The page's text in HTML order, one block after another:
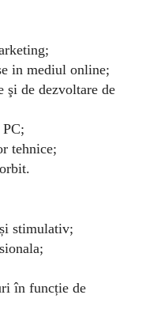
in mediul online;
şi de dezvoltare de
tehnice;
stimulativ;
în funcție de